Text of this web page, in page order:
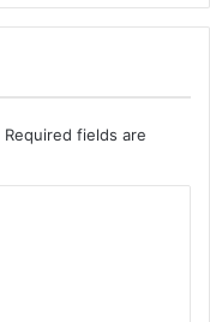
Required fields are